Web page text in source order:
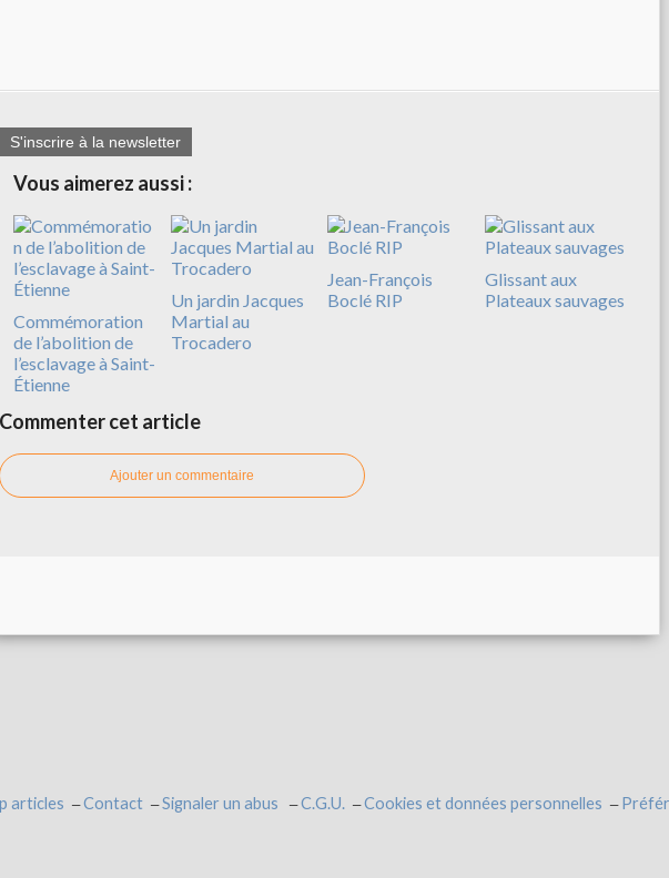
S'inscrire à la newsletter
Vous aimerez aussi :
Commémoration
de l’abolition de
l’esclavage à Saint-
Étienne
Un jardin Jacques
Martial au
Trocadero
Jean-François
Boclé RIP
Glissant aux
Plateaux sauvages
Commenter cet article
Ajouter un commentaire
articles Contact Signaler un abus C.G.U. Cookies et données personnelles